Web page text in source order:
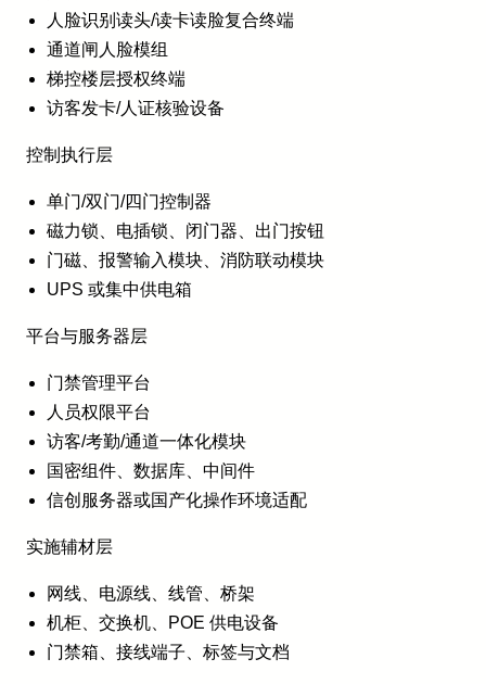
人脸识别读头/读卡读脸复合终端
通道闸人脸模组
梯控楼层授权终端
访客发卡/人证核验设备
控制执行层
单门/双门/四门控制器
磁力锁、电插锁、闭门器、出门按钮
门磁、报警输入模块、消防联动模块
UPS 或集中供电箱
平台与服务器层
门禁管理平台
人员权限平台
访客/考勤/通道一体化模块
国密组件、数据库、中间件
信创服务器或国产化操作环境适配
实施辅材层
网线、电源线、线管、桥架
机柜、交换机、POE 供电设备
门禁箱、接线端子、标签与文档